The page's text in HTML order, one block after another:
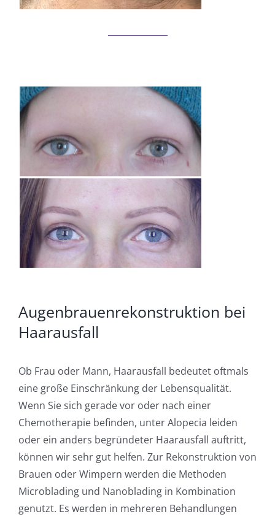
Augenbrauenrekonstruktion bei
Haarausfall
Ob Frau oder Mann, Haarausfall bedeutet oftmals
eine große Einschränkung der Lebensqualität.
Wenn Sie sich gerade vor oder nach einer
Chemotherapie befinden, unter Alopecia leiden
oder ein anders begründeter Haarausfall auftritt,
können wir sehr gut helfen. Zur Rekonstruktion von
Brauen oder Wimpern werden die Methoden
Microblading und Nanoblading in Kombination
genutzt. Es werden in mehreren Behandlungen